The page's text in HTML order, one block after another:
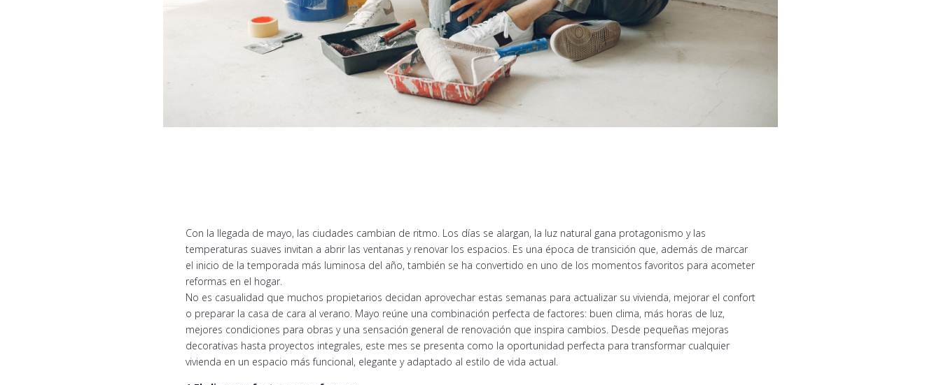
Con la llegada de mayo, las ciudades cambian de ritmo. Los días se alargan, la luz natural gana protagonismo y las
temperaturas suaves invitan a abrir las ventanas y renovar los espacios. Es una época de transición que, además de marcar
el inicio de la temporada más luminosa del año, también se ha convertido en uno de los momentos favoritos para acometer
reformas en el hogar.
No es casualidad que muchos propietarios decidan aprovechar estas semanas para actualizar su vivienda, mejorar el confort
o preparar la casa de cara al verano. Mayo reúne una combinación perfecta de factores: buen clima, más horas de luz,
mejores condiciones para obras y una sensación general de renovación que inspira cambios. Desde pequeñas mejoras
decorativas hasta proyectos integrales, este mes se presenta como la oportunidad perfecta para transformar cualquier
vivienda en un espacio más funcional, elegante y adaptado al estilo de vida actual.